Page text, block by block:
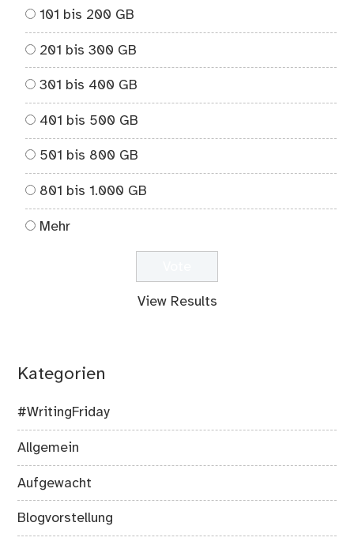
101 bis 200 GB
201 bis 300 GB
301 bis 400 GB
401 bis 500 GB
501 bis 800 GB
801 bis 1.000 GB
Mehr
View Results
Kategorien
#WritingFriday
Allgemein
Aufgewacht
Blogvorstellung